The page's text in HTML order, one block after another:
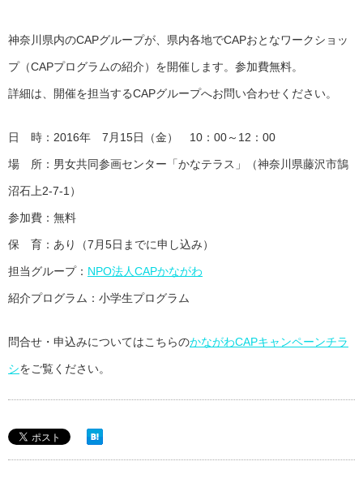
神奈川県内のCAPグループが、県内各地でCAPおとなワークショッ
プ（CAPプログラムの紹介）を開催します。参加費無料。
詳細は、開催を担当するCAPグループへお問い合わせください。
日 時：2016年 7月15日（金） 10：00～12：00
場 所：男女共同参画センター「かなテラス」（神奈川県藤沢市鵠
沼石上2-7-1）
参加費：無料
保 育：あり（7月5日までに申し込み）
担当グループ： NPO法人CAPかながわ
紹介プログラム：小学生プログラム
問合せ・申込みについてはこちらのかながわCAPキャンペーンチラ
シをご覧ください。